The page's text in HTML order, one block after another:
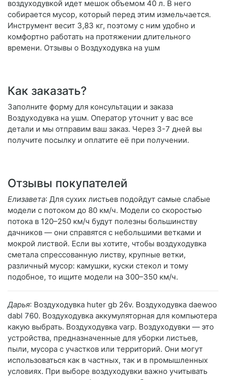
воздуходувкой идет мешок объемом 40 л. В него
собирается мусор, который перед этим измельчается.
Инструмент весит 3,83 кг, поэтому с ним удобно и
комфортно работать на протяжении длительного
времени. Отзывы о Воздуходувка на ушм
Как заказать?
Заполните форму для консультации и заказа
Воздуходувка на ушм. Оператор уточнит у вас все
детали и мы отправим ваш заказ. Через 3-7 дней вы
получите посылку и оплатите её при получении.
Отзывы покупателей
Елизавета: Для сухих листьев подойдут самые слабые
модели с потоком до 80 км/ч. Модели со скоростью
потока в 120–250 км/ч будут полезны большинству
дачников — они справятся с небольшими ветками и
мокрой листвой. Если вы хотите, чтобы воздуходувка
сметала спрессованную листву, крупные ветки,
различный мусор: камушки, куски стекол и тому
подобное, то ищите модели на 300–350 км/ч.
Дарья: Воздуходувка huter gb 26v. Воздуходувка daewoo
dabl 760. Воздуходувка аккумуляторная для компьютера
какую выбрать. Воздуходувка varp. Воздуходувки — это
устройства, предназначенные для уборки листьев,
пыли, мусора с участков или территорий. Они могут
использоваться как в частных, так и в промышленных
условиях. При выборе воздуходувки важно учитывать